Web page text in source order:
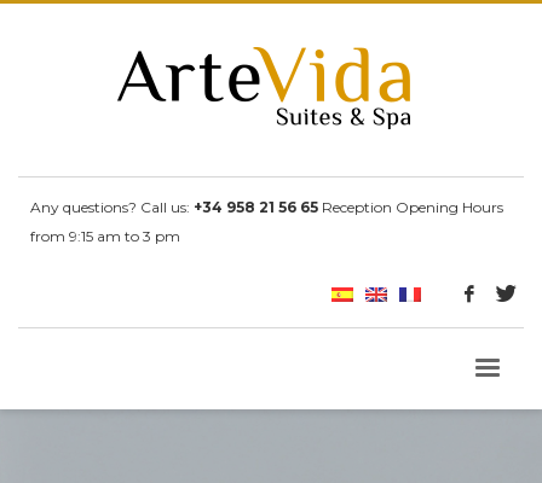
Any questions? Call us: +34 958 21 56 65 Reception Opening Hours
from 9:15 am to 3 pm